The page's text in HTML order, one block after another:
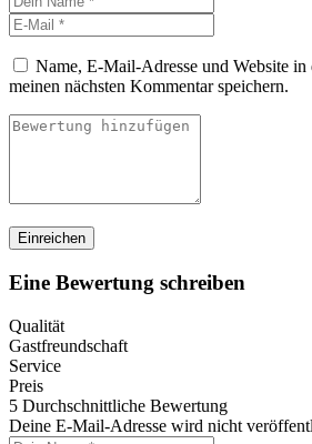
Name, E-Mail-Adresse und Website
meinen nächsten Kommentar speichern.
Eine Bewertung schreiben
Qualität
Gastfreundschaft
Service
Preis
5 Durchschnittliche Bewertung
Deine E-Mail-Adresse wird nicht